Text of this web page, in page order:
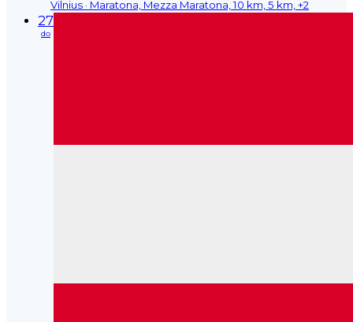
Vilnius · Maratona, Mezza Maratona, 10 km, 5 km, +2
27
do